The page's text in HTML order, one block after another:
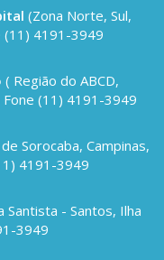
(Zona Norte, Sul,
(11) 4191-3949
( Região do ABCD,
Fone (11) 4191-3949
Sorocaba, Campinas,
4191-3949
Santista - Santos, Ilha
3949